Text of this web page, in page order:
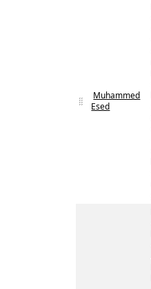
Muhammed
Esed